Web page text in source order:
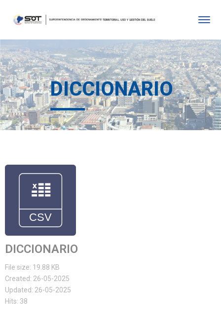
DICCIONARIO
DICCIONARIO
File size: 19.88 KB
Created: 26-05-2025
Updated: 26-05-2025
Hits: 38